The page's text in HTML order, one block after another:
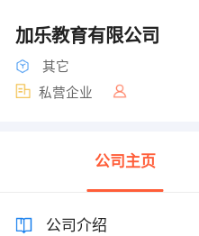
加乐教育有限公司
其它
私营企业
公司主页
公司介绍